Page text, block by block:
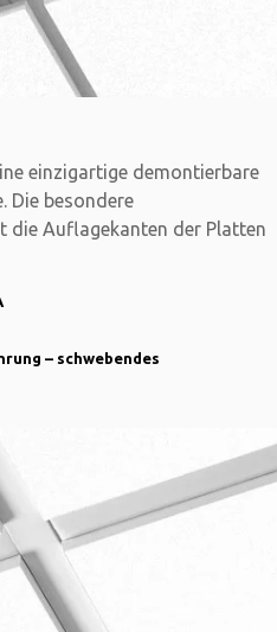
einzigartige demontierbare
Die besondere
die Auflagekanten der Platten
– schwebendes